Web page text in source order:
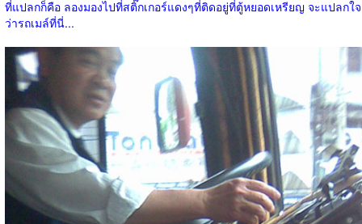
ที่แปลกก็คือ ลองมองไปที่สติ๊กเกอร์แดงๆที่ติดอยู่ที่ตู้หยอดเหรียญ จะแปลกใจ
ว่ารถเมล์ที่นี่...